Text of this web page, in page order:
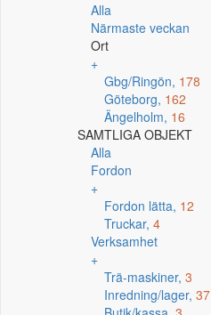
Alla
Närmaste veckan
Ort
+
Gbg/Ringön, 178
Göteborg, 162
Ängelholm, 16
SAMTLIGA OBJEKT
Alla
Fordon
+
Fordon lätta, 12
Truckar, 4
Verksamhet
+
Trä-maskiner, 3
Inredning/lager, 37